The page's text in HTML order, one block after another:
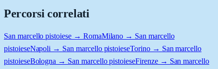
Percorsi correlati
San marcello pistoiese → RomaMilano → San marcello
pistoieseNapoli → San marcello pistoieseTorino → San marcello
pistoieseBologna → San marcello pistoieseFirenze → San marcello